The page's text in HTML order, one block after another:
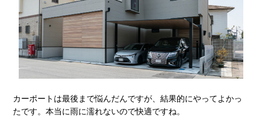
カーポートは最後まで悩んだんですが、結果的にやってよかっ
たです。本当に雨に濡れないので快適ですね。